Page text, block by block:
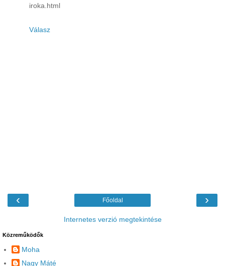
iroka.html
Válasz
‹ ›
Főoldal
Internetes verzió megtekintése
Közreműködők
Moha
Nagy Máté